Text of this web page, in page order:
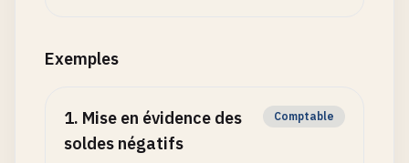
Exemples
1. Mise en évidence des
soldes négatifs
Comptable